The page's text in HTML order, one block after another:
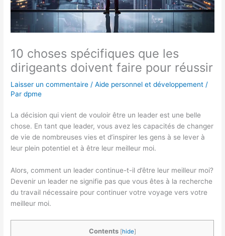
10 choses spécifiques que les
dirigeants doivent faire pour réussir
Laisser un commentaire /Aide personnel et développement /
Pardpme
La décision qui vient de vouloir être un leader est une belle
chose. En tant que leader, vous avez les capacités de changer
de vie de nombreuses vies et d’inspirer les gens à se lever à
leur plein potentiel et à être leur meilleur moi.
Alors, comment un leader continue-t-il d’être leur meilleur moi?
Devenir un leader ne signifie pas que vous êtes à la recherche
du travail nécessaire pour continuer votre voyage vers votre
meilleur moi.
Contents [hide]